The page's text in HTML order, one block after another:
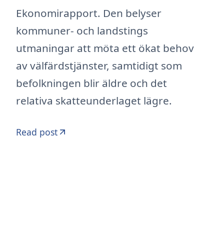
Ekonomirapport. Den belyser
kommuner- och landstings
utmaningar att möta ett ökat behov
av välfärdstjänster, samtidigt som
befolkningen blir äldre och det
relativa skatteunderlaget lägre.
Read post